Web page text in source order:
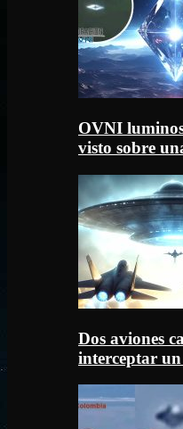
OVNI
visto sobre
Dos aviones
interceptar